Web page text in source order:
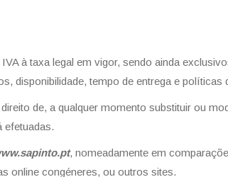
à taxa legal em vigor, sendo ainda
disponibilidade, tempo de entrega e
de, a qualquer momento substituir ou
efetuadas.
, nomeadamente em
online congéneres, ou outros sites.